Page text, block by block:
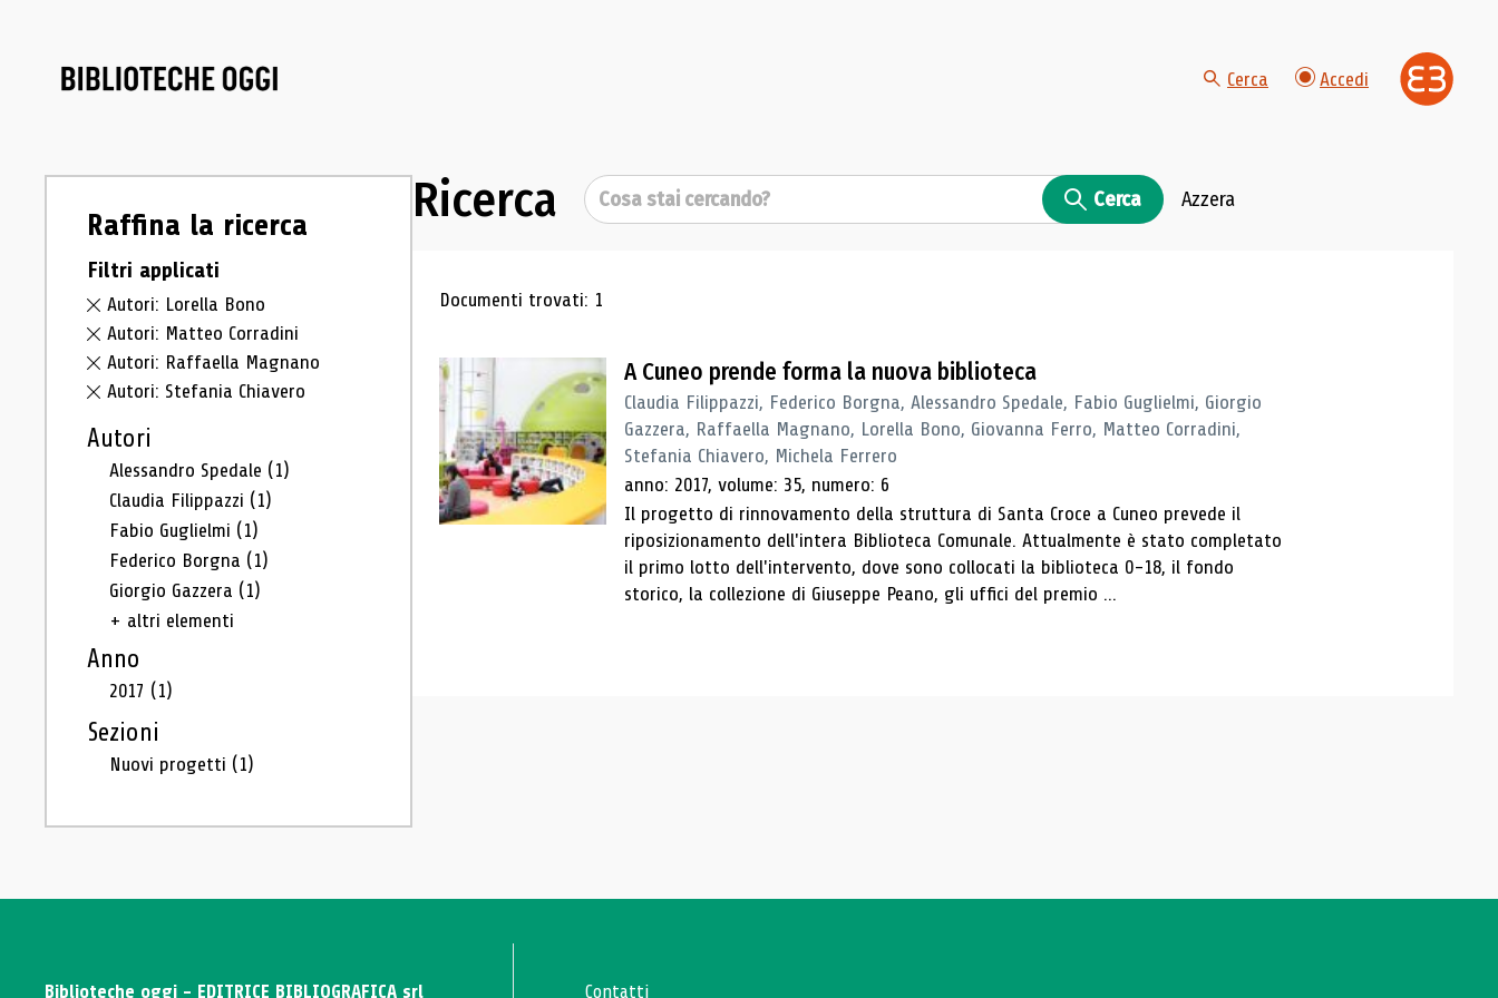
Cerca Accedi
Raffina la ricerca
Filtri applicati
Autori: Lorella Bono
Autori: Matteo Corradini
Autori: Raffaella Magnano
Autori: Stefania Chiavero
Autori
Alessandro Spedale (1)
Claudia Filippazzi (1)
Fabio Guglielmi (1)
Federico Borgna (1)
Giorgio Gazzera (1)
+ altri elementi
Anno
2017 (1)
Sezioni
Nuovi progetti (1)
Ricerca Cerca Cerca Azzera
Risultati di ricerca
Documenti trovati: 1
A Cuneo prende forma la nuova biblioteca
Claudia Filippazzi, Federico Borgna, Alessandro Spedale, Fabio Guglielmi, Giorgio
Gazzera, Raffaella Magnano, Lorella Bono, Giovanna Ferro, Matteo Corradini,
Stefania Chiavero, Michela Ferrero
anno: 2017, volume: 35, numero: 6
Il progetto di rinnovamento della struttura di Santa Croce a Cuneo prevede il
riposizionamento dell'intera Biblioteca Comunale. Attualmente è stato completato
il primo lotto dell'intervento, dove sono collocati la biblioteca 0-18, il fondo
storico, la collezione di Giuseppe Peano, gli uffici del premio ...
Biblioteche oggi - EDITRICE BIBLIOGRAFICA srl Contatti